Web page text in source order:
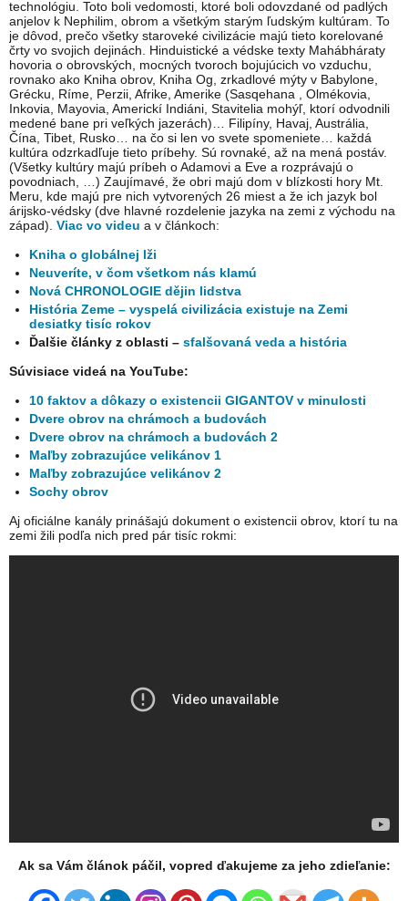
technológiu. Toto boli vedomosti, ktoré boli odovzdané od padlých
anjelov k Nephilim, obrom a všetkým starým ľudským kultúram. To
je dôvod, prečo všetky staroveké civilizácie majú tieto korelované
črty vo svojich dejinách. Hinduistické a védske texty Mahábháraty
hovoria o obrovských, mocných tvoroch bojujúcich vo vzduchu,
rovnako ako Kniha obrov, Kniha Og, zrkadlové mýty v Babylone,
Grécku, Ríme, Perzii, Afrike, Amerike (Sasqehana , Olmékovia,
Inkovia, Mayovia, Americkí Indiáni, Stavitelia mohýľ, ktorí odvodnili
medené bane pri veľkých jazerách)… Filipíny, Havaj, Austrália,
Čína, Tibet, Rusko… na čo si len vo svete spomeniete… každá
kultúra odzrkadľuje tieto príbehy. Sú rovnaké, až na mená postáv.
(Všetky kultúry majú príbeh o Adamovi a Eve a rozprávajú o
povodniach, …) Zaujímavé, že obri majú dom v blízkosti hory Mt.
Meru, kde majú pre nich vytvorených 26 miest a že ich jazyk bol
árijsko-védsky (dve hlavné rozdelenie jazyka na zemi z východu na
západ). Viac vo videu a v článkoch:
Kniha o globálnej lži
Neuveríte, v čom všetkom nás klamú
Nová CHRONOLOGIE dějin lidstva
História Zeme – vyspelá civilizácia existuje na Zemi
desiatky tisíc rokov
Ďalšie články z oblasti –sfalšovaná veda a história
Súvisiace videá na YouTube:
10 faktov a dôkazy o existencii GIGANTOV v minulosti
Dvere obrov na chrámoch a budovách
Dvere obrov na chrámoch a budovách 2
Maľby zobrazujúce velikánov 1
Maľby zobrazujúce velikánov 2
Sochy obrov
Aj oficiálne kanály prinášajú dokument o existencii obrov, ktorí tu na
zemi žili podľa nich pred pár tisíc rokmi:
Ak sa Vám článok páčil, vopred ďakujeme za jeho zdieľanie: